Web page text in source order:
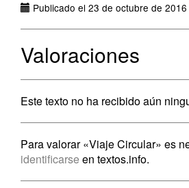
Publicado el 23 de octubre de
Valoraciones
Este texto no ha recibido aún
Para valorar «Viaje Circular» es
identificarse en textos.info.